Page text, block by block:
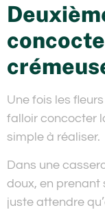
Une fois les
falloir concocter
simple à réaliser.
Dans une
doux, en prenant
juste attendre